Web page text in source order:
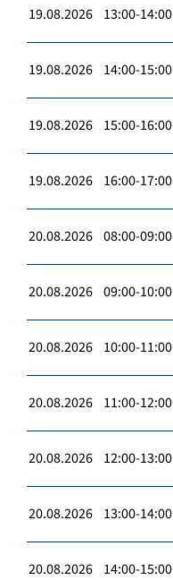
19.08.2026 13:00-14:00
19.08.2026 14:00-15:00
19.08.2026 15:00-16:00
19.08.2026 16:00-17:00
20.08.2026 08:00-09:00
20.08.2026 09:00-10:00
20.08.2026 10:00-11:00
20.08.2026 11:00-12:00
20.08.2026 12:00-13:00
20.08.2026 13:00-14:00
20.08.2026 14:00-15:00